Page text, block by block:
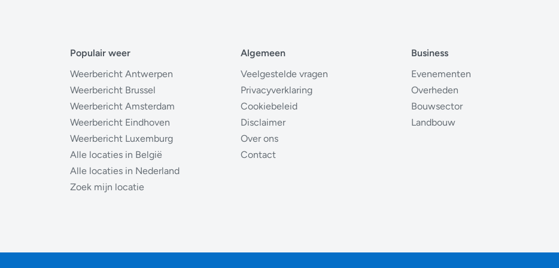
Populair weer
Weerbericht Antwerpen
Weerbericht Brussel
Weerbericht Amsterdam
Weerbericht Eindhoven
Weerbericht Luxemburg
Alle locaties in België
Alle locaties in Nederland
Zoek mijn locatie
Algemeen
Veelgestelde vragen
Privacyverklaring
Cookiebeleid
Disclaimer
Over ons
Contact
Business
Evenementen
Overheden
Bouwsector
Landbouw